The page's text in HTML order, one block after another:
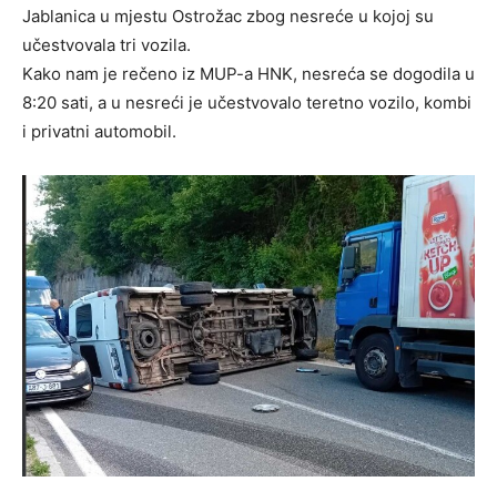
Jablanica u mjestu Ostrožac zbog nesreće u kojoj su
učestvovala tri vozila.
Kako nam je rečeno iz MUP-a HNK, nesreća se dogodila u
8:20 sati, a u nesreći je učestvovalo teretno vozilo, kombi
i privatni automobil.